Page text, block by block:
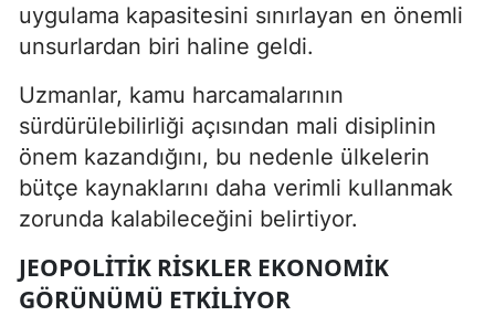
uygulama kapasitesini sınırlayan en önemli
unsurlardan biri haline geldi.
Uzmanlar, kamu harcamalarının
sürdürülebilirliği açısından mali disiplinin
önem kazandığını, bu nedenle ülkelerin
bütçe kaynaklarını daha verimli kullanmak
zorunda kalabileceğini belirtiyor.
JEOPOLITIK RISKLER EKONOMIK
GÖRÜNÜMÜ ETKILIYOR